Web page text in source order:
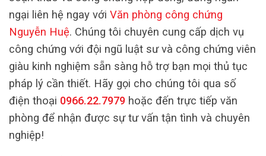
ngại liên hệ ngay với Văn phòng công chứng
Nguyễn Huệ. Chúng tôi chuyên cung cấp dịch vụ
công chứng với đội ngũ luật sư và công chứng viên
giàu kinh nghiệm sẵn sàng hỗ trợ bạn mọi thủ tục
pháp lý cần thiết. Hãy gọi cho chúng tôi qua số
điện thoại 0966.22.7979 hoặc đến trực tiếp văn
phòng để nhận được sự tư vấn tận tình và chuyên
nghiệp!